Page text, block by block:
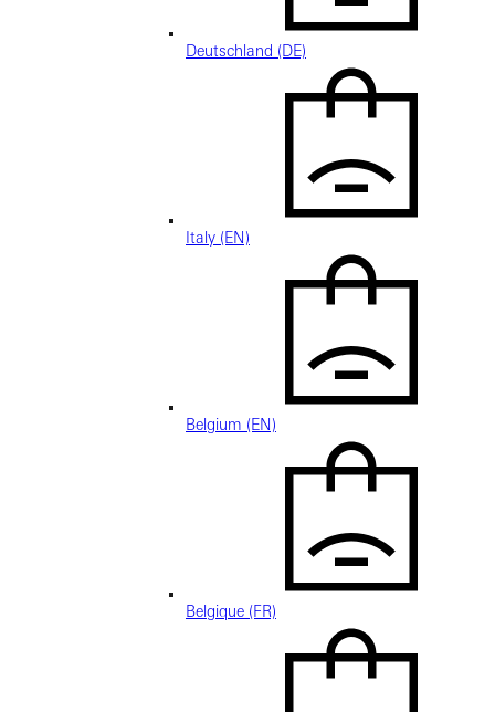
Deutschland (DE)
Italy (EN)
Belgium (EN)
Belgique (FR)